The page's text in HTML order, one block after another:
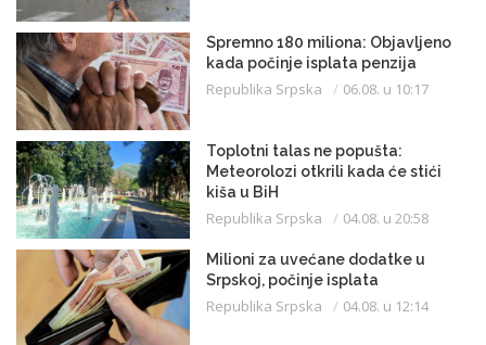
Spremno 180 miliona: Objavljeno
kada počinje isplata penzija
Republika Srpska 06.08. u 10:17
Toplotni talas ne popušta:
Meteorolozi otkrili kada će stići
kiša u BiH
Republika Srpska 04.08. u 20:58
Milioni za uvećane dodatke u
Srpskoj, počinje isplata
Republika Srpska 04.08. u 12:14